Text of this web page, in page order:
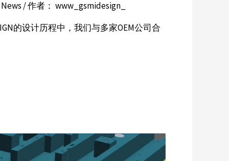
/ 作者： www_gsmidesign_
的设计历程中，我们与多家OEM公司合